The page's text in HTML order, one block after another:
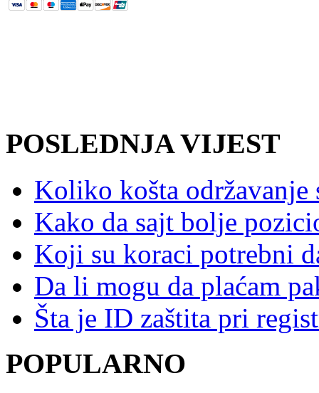
POSLEDNJA VIJEST
Koliko košta održavanje
Kako da sajt bolje
Koji su koraci potrebni
Da li mogu da plaćam
Šta je ID zaštita pri
POPULARNO